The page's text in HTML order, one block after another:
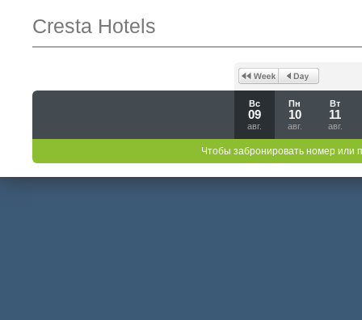
Cresta Hotels
Вс
09
авг.
Пн
10
авг.
Вт
11
авг.
Чтобы забронировать номер